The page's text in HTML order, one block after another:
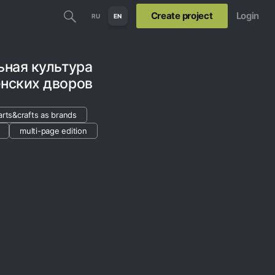
RU EN Create project Login
культура
дворов
as brands
multi-page edition